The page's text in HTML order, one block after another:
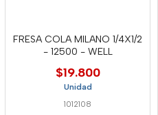
FRESA COLA MILANO 1/4X1/2
- 12500 - WELL
$19.800
Unidad
1012108